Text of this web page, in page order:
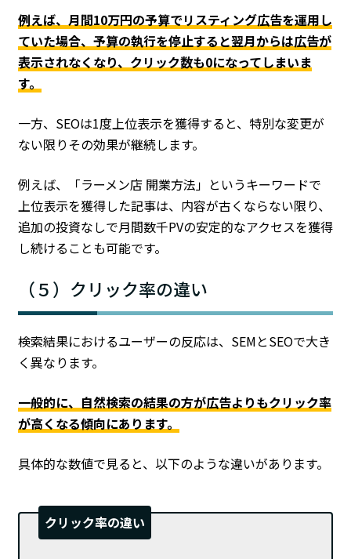
例えば、月間10万円の予算でリスティング広告を運用し
ていた場合、予算の執行を停止すると翌月からは広告が
表示されなくなり、クリック数も0になってしまいま
す。
一方、SEOは1度上位表示を獲得すると、特別な変更が
ない限りその効果が継続します。
例えば、「ラーメン店 開業方法」というキーワードで
上位表示を獲得した記事は、内容が古くならない限り、
追加の投資なしで月間数千PVの安定的なアクセスを獲得
し続けることも可能です。
（５）クリック率の違い
検索結果におけるユーザーの反応は、SEMとSEOで大き
く異なります。
一般的に、自然検索の結果の方が広告よりもクリック率
が高くなる傾向にあります。
具体的な数値で見ると、以下のような違いがあります。
クリック率の違い